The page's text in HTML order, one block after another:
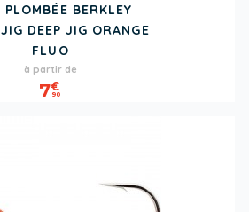
PLOMBÉE BERKLEY
DEEP JIG ORANGE
FLUO
Prix
à partir de
7€
90